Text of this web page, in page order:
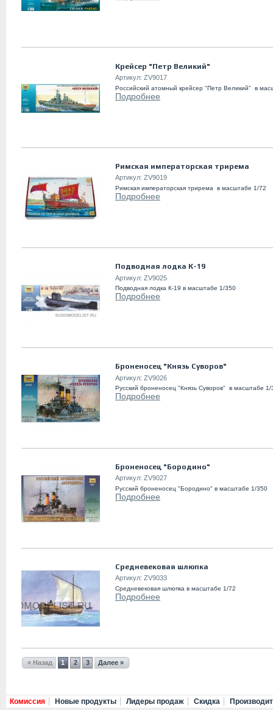
Крейсер "Петр Великий"
Артикул: ZV9017
Российский атомный крейсер "Петр Великий" в
Подробнее
Римская императорская трирема
Артикул: ZV9019
Римская императорская трирема в масштабе 1/72
Подробнее
Подводная лодка К-19
Артикул: ZV9025
Подводная лодка К-19 в масштабе 1/350
Подробнее
Броненосец "Князь Суворов"
Артикул: ZV9026
Русский броненосец "Князь Суворов" в масштабе 1/
Подробнее
Броненосец "Бородино"
Артикул: ZV9027
Русский броненосец "Бородино" в масштабе 1/350
Подробнее
Средневековая шлюпка
Артикул: ZV9033
Средневековая шлюпка в масштабе 1/72
Подробнее
« Назад 1 2 3 Далее »
Комиссия Новые продукты Лидеры продаж Скидка